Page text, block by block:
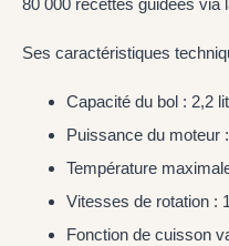
Ses caractéristiques
Capacité du bol : 2,2
Puissance du moteur
Température
Vitesses de rotation :
Fonction de cuisson